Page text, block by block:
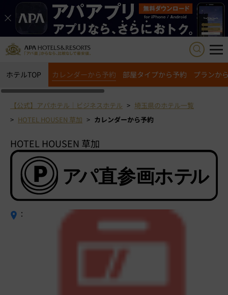
ホテルTOP カレンダーから予約 部屋タイプから予約 プランか
【公式】アパホテル｜ビジネスホテル
埼玉県のホテル一覧
HOTEL HOUSEN 草加
カレンダーから予約
HOTEL HOUSEN 草加
：